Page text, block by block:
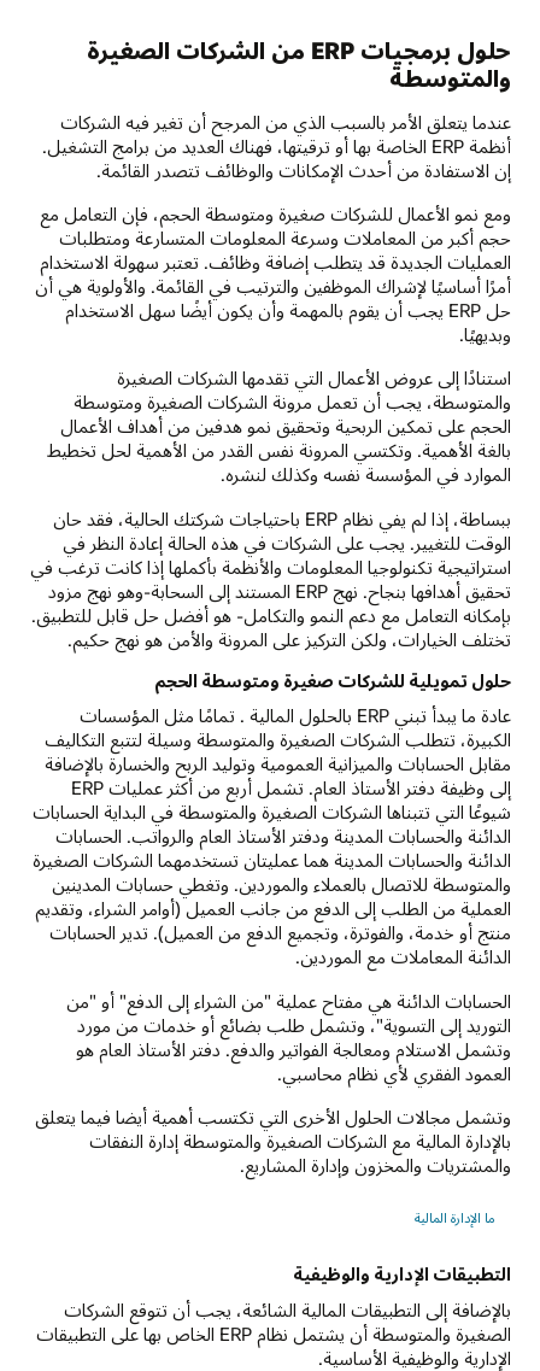
حلول برمجيات ERP من الشركات الصغيرة
والمتوسطة
عندما يتعلق الأمر بالسبب الذي من المرجح أن تغير فيه الشركات
أنظمة ERP الخاصة بها أو ترقيتها، فهناك العديد من برامج التشغيل.
إن الاستفادة من أحدث الإمكانات والوظائف تتصدر القائمة.
ومع نمو الأعمال للشركات صغيرة ومتوسطة الحجم، فإن التعامل مع
حجم أكبر من المعاملات وسرعة المعلومات المتسارعة ومتطلبات
العمليات الجديدة قد يتطلب إضافة وظائف. تعتبر سهولة الاستخدام
أمرًا أساسيًا لإشراك الموظفين والترتيب في القائمة. والأولوية هي أن
حل ERP يجب أن يقوم بالمهمة وأن يكون أيضًا سهل الاستخدام
وبديهيًا.
استنادًا إلى عروض الأعمال التي تقدمها الشركات الصغيرة
والمتوسطة، يجب أن تعمل مرونة الشركات الصغيرة ومتوسطة
الحجم على تمكين الربحية وتحقيق نمو هدفين من أهداف الأعمال
بالغة الأهمية. وتكتسي المرونة نفس القدر من الأهمية لحل تخطيط
الموارد في المؤسسة نفسه وكذلك لنشره.
ببساطة، إذا لم يفي نظام ERP باحتياجات شركتك الحالية، فقد حان
الوقت للتغيير. يجب على الشركات في هذه الحالة إعادة النظر في
استراتيجية تكنولوجيا المعلومات والأنظمة بأكملها إذا كانت ترغب في
تحقيق أهدافها بنجاح. نهج ERP المستند إلى السحابة-وهو نهج مزود
بإمكانه التعامل مع دعم النمو والتكامل- هو أفضل حل قابل للتطبيق.
تختلف الخيارات، ولكن التركيز على المرونة والأمن هو نهج حكيم.
حلول تمويلية للشركات صغيرة ومتوسطة الحجم
عادة ما يبدأ تبني ERP بالحلول المالية
. تمامًا مثل المؤسسات
الكبيرة، تتطلب الشركات الصغيرة والمتوسطة وسيلة لتتبع التكاليف
مقابل الحسابات والميزانية العمومية وتوليد الربح والخسارة بالإضافة
إلى وظيفة دفتر الأستاذ العام. تشمل أربع من أكثر عمليات ERP
شيوعًا التي تتبناها الشركات الصغيرة والمتوسطة في البداية الحسابات
الدائنة والحسابات المدينة ودفتر الأستاذ العام والرواتب. الحسابات
الدائنة والحسابات المدينة هما عمليتان تستخدمهما الشركات الصغيرة
والمتوسطة للاتصال بالعملاء والموردين. وتغطي حسابات المدينين
العملية من الطلب إلى الدفع من جانب العميل (أوامر الشراء، وتقديم
منتج أو خدمة، والفوترة، وتجميع الدفع من العميل). تدير الحسابات
الدائنة المعاملات مع الموردين.
الحسابات الدائنة هي مفتاح عملية "من الشراء إلى الدفع" أو "من
التوريد إلى التسوية"، وتشمل طلب بضائع أو خدمات من مورد
وتشمل الاستلام ومعالجة الفواتير والدفع. دفتر الأستاذ العام هو
العمود الفقري لأي نظام محاسبي.
وتشمل مجالات الحلول الأخرى التي تكتسب أهمية أيضا فيما يتعلق
بالإدارة المالية مع الشركات الصغيرة والمتوسطة إدارة النفقات
والمشتريات والمخزون وإدارة المشاريع.
ما الإدارة المالية
التطبيقات الإدارية والوظيفية
بالإضافة إلى التطبيقات المالية الشائعة، يجب أن تتوقع الشركات
الصغيرة والمتوسطة أن يشتمل نظام ERP الخاص بها على التطبيقات
الإدارية والوظيفية الأساسية.